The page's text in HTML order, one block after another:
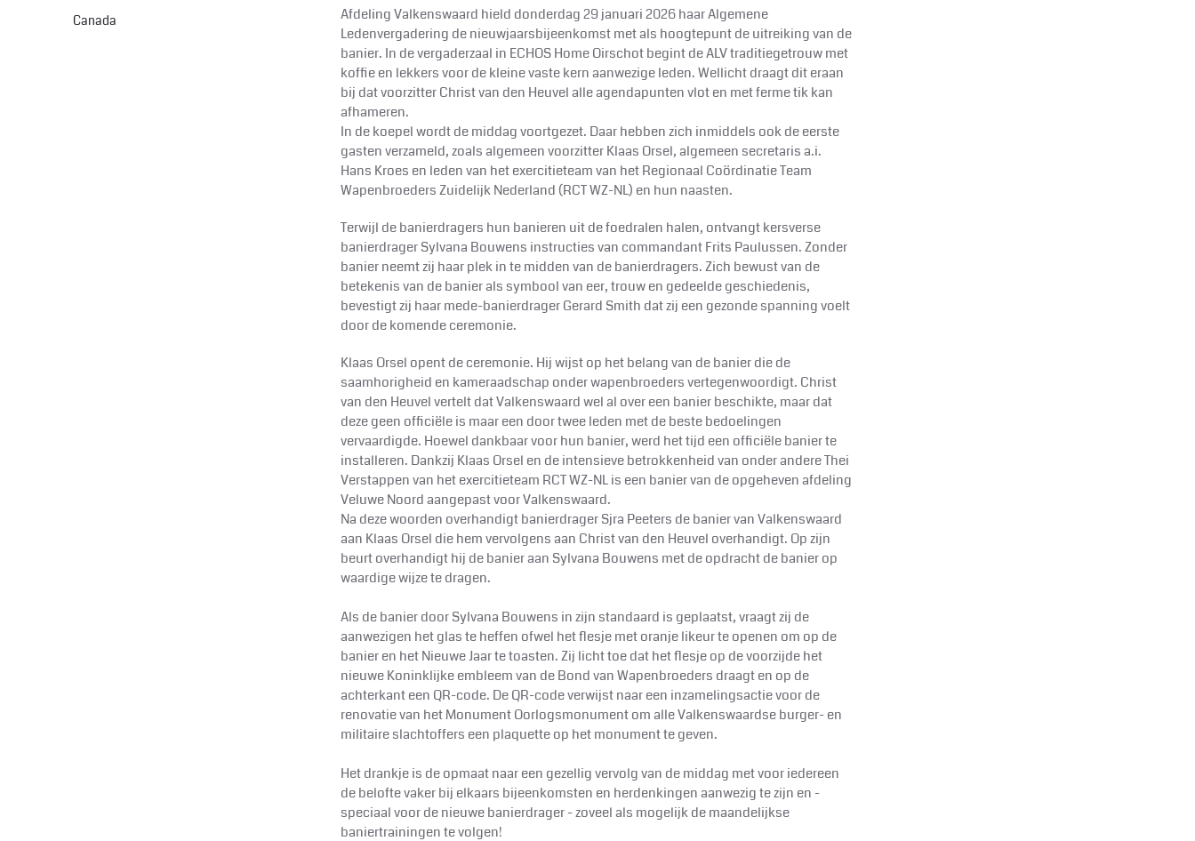
Canada
Afdeling Valkenswaard hield donderdag 29 januari 2026 haar Algemene
Ledenvergadering de nieuwjaarsbijeenkomst met als hoogtepunt de uitreiking van de
banier. In de vergaderzaal in ECHOS Home Oirschot begint de ALV traditiegetrouw met
koffie en lekkers voor de kleine vaste kern aanwezige leden. Wellicht draagt dit eraan
bij dat voorzitter Christ van den Heuvel alle agendapunten vlot en met ferme tik kan
afhameren.
In de koepel wordt de middag voortgezet. Daar hebben zich inmiddels ook de eerste
gasten verzameld, zoals algemeen voorzitter Klaas Orsel, algemeen secretaris a.i.
Hans Kroes en leden van het exercitieteam van het Regionaal Coördinatie Team
Wapenbroeders Zuidelijk Nederland (RCT WZ-NL) en hun naasten.
Terwijl de banierdragers hun banieren uit de foedralen halen, ontvangt kersverse
banierdrager Sylvana Bouwens instructies van commandant Frits Paulussen. Zonder
banier neemt zij haar plek in te midden van de banierdragers. Zich bewust van de
betekenis van de banier als symbool van eer, trouw en gedeelde geschiedenis,
bevestigt zij haar mede-banierdrager Gerard Smith dat zij een gezonde spanning voelt
door de komende ceremonie.
Klaas Orsel opent de ceremonie. Hij wijst op het belang van de banier die de
saamhorigheid en kameraadschap onder wapenbroeders vertegenwoordigt. Christ
van den Heuvel vertelt dat Valkenswaard wel al over een banier beschikte, maar dat
deze geen officiële is maar een door twee leden met de beste bedoelingen
vervaardigde. Hoewel dankbaar voor hun banier, werd het tijd een officiële banier te
installeren. Dankzij Klaas Orsel en de intensieve betrokkenheid van onder andere Thei
Verstappen van het exercitieteam RCT WZ-NL is een banier van de opgeheven afdeling
Veluwe Noord aangepast voor Valkenswaard.
Na deze woorden overhandigt banierdrager Sjra Peeters de banier van Valkenswaard
aan Klaas Orsel die hem vervolgens aan Christ van den Heuvel overhandigt. Op zijn
beurt overhandigt hij de banier aan Sylvana Bouwens met de opdracht de banier op
waardige wijze te dragen.
Als de banier door Sylvana Bouwens in zijn standaard is geplaatst, vraagt zij de
aanwezigen het glas te heffen ofwel het flesje met oranje likeur te openen om op de
banier en het Nieuwe Jaar te toasten. Zij licht toe dat het flesje op de voorzijde het
nieuwe Koninklijke embleem van de Bond van Wapenbroeders draagt en op de
achterkant een QR-code. De QR-code verwijst naar een inzamelingsactie voor de
renovatie van het Monument Oorlogsmonument om alle Valkenswaardse burger- en
militaire slachtoffers een plaquette op het monument te geven.
Het drankje is de opmaat naar een gezellig vervolg van de middag met voor iedereen
de belofte vaker bij elkaars bijeenkomsten en herdenkingen aanwezig te zijn en -
speciaal voor de nieuwe banierdrager - zoveel als mogelijk de maandelijkse
baniertrainingen te volgen!